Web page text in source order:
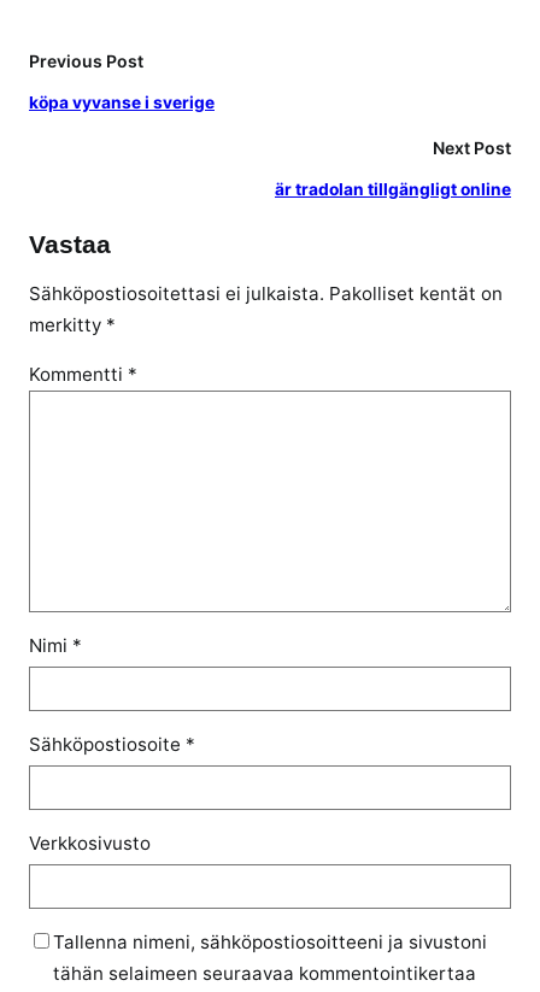
Previous Post
köpa vyvanse i sverige
Next Post
är tradolan tillgängligt online
Vastaa
Sähköpostiosoitettasi ei julkaista. Pakolliset kentät on
merkitty *
Kommentti *
Nimi *
Sähköpostiosoite *
Verkkosivusto
Tallenna nimeni, sähköpostiosoitteeni ja sivustoni
tähän selaimeen seuraavaa kommentointikertaa